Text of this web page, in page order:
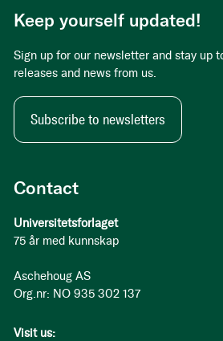
Contact
Universitetsforlaget
75 år med kunnskap
Aschehoug AS
Org.nr: NO 935 302 137
Visit us:
Keep yourself updated!
Sign up for our newsletter and stay up
releases and news from us.
Subscribe to newsletters